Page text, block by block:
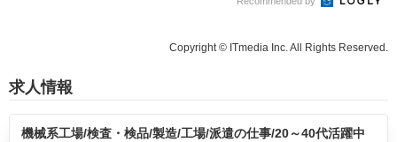
Copyright © ITmedia Inc. All Rights Reserved.
求人情報
機械系工場/検査・検品/製造/工場/派遣の仕事/20～40代活躍中